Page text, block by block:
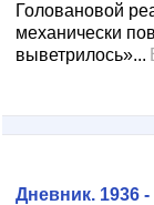
Головановой
механически
выветрилось»...
Дневник. 1936 -